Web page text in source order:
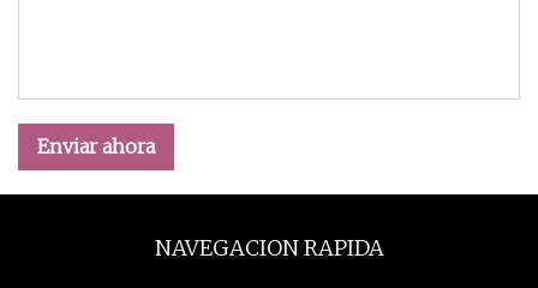
Enviar ahora
NAVEGACION RAPIDA